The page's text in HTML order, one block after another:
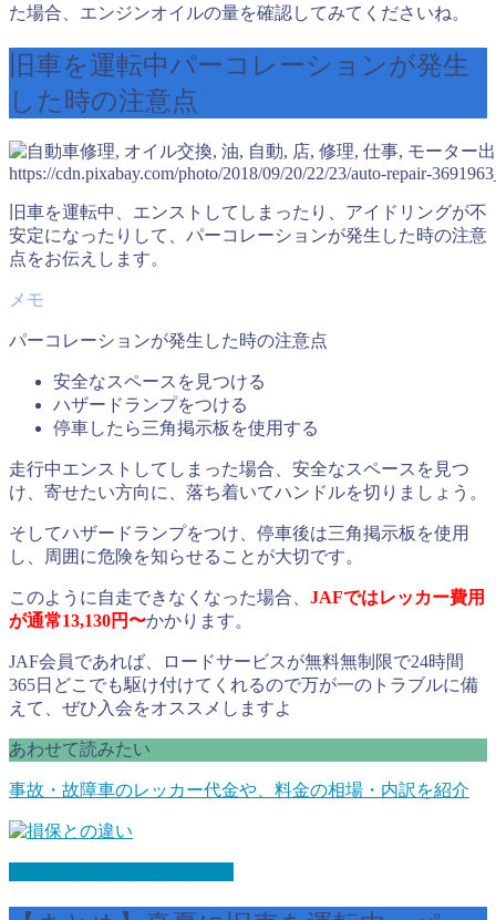
た場合、エンジンオイルの量を確認してみてくださいね。
旧車を運転中パーコレーションが発生
した時の注意点
https://cdn.pixabay.com/photo/2018/09/20/22/23/auto-repair-
旧車を運転中、エンストしてしまったり、アイドリングが不
安定になったりして、パーコレーションが発生した時の注意
点をお伝えします。
パーコレーションが発生した時の注意点
安全なスペースを見つける
ハザードランプをつける
停車したら三角掲示板を使用する
走行中エンストしてしまった場合、安全なスペースを見つ
け、寄せたい方向に、落ち着いてハンドルを切りましょう。
そしてハザードランプをつけ、停車後は三角掲示板を使用
し、周囲に危険を知らせることが大切です。
このように自走できなくなった場合、 JAFではレッカー費用
が通常13,130円〜かかります。
JAF会員であれば、ロードサービスが無料無制限で24時間
365日どこでも駆け付けてくれるので万が一のトラブルに備
えて、ぜひ入会をオススメしますよ
あわせて読みたい
事故・故障車のレッカー代金や、料金の相場・内訳を紹介